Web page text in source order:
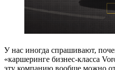
У нас иногда спрашивают,
«каршеринге бизнес-класса
эту компанию вообще можно